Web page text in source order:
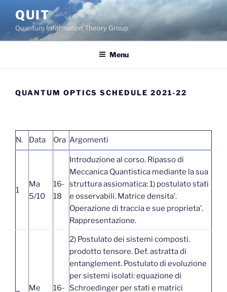
content
QUIT
Quantum Information Theory Group
Menu
QUANTUM OPTICS SCHEDULE 2021-22
N. Data Ora Argomenti
1
Ma
5/10
16-
18
Introduzione al corso. Ripasso di
Meccanica Quantistica mediante la sua
struttura assiomatica: 1) postulato stati
e osservabili. Matrice densita’.
Operazione di traccia e sue proprieta’.
Rappresentazione.
Me
16-
2) Postulato dei sistemi composti.
prodotto tensore. Def. astratta di
entanglement. Postulato di evoluzione
per sistemi isolati: equazione di
Schroedinger per stati e matrici